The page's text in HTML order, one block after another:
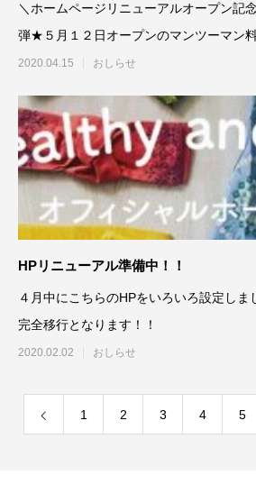
＼ホームページリニューアルオープン記
弾★５月１２日オープンのマンツーマン
2020.04.15 おしらせ
HPリニューアル準備中！！
４月中にこちらのHPをいろいろ設定しま
完全移行となります！！
2020.02.02 おしらせ
1 2 3 4 5